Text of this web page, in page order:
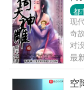
主
渣
都
现
奇
对
的
最
空